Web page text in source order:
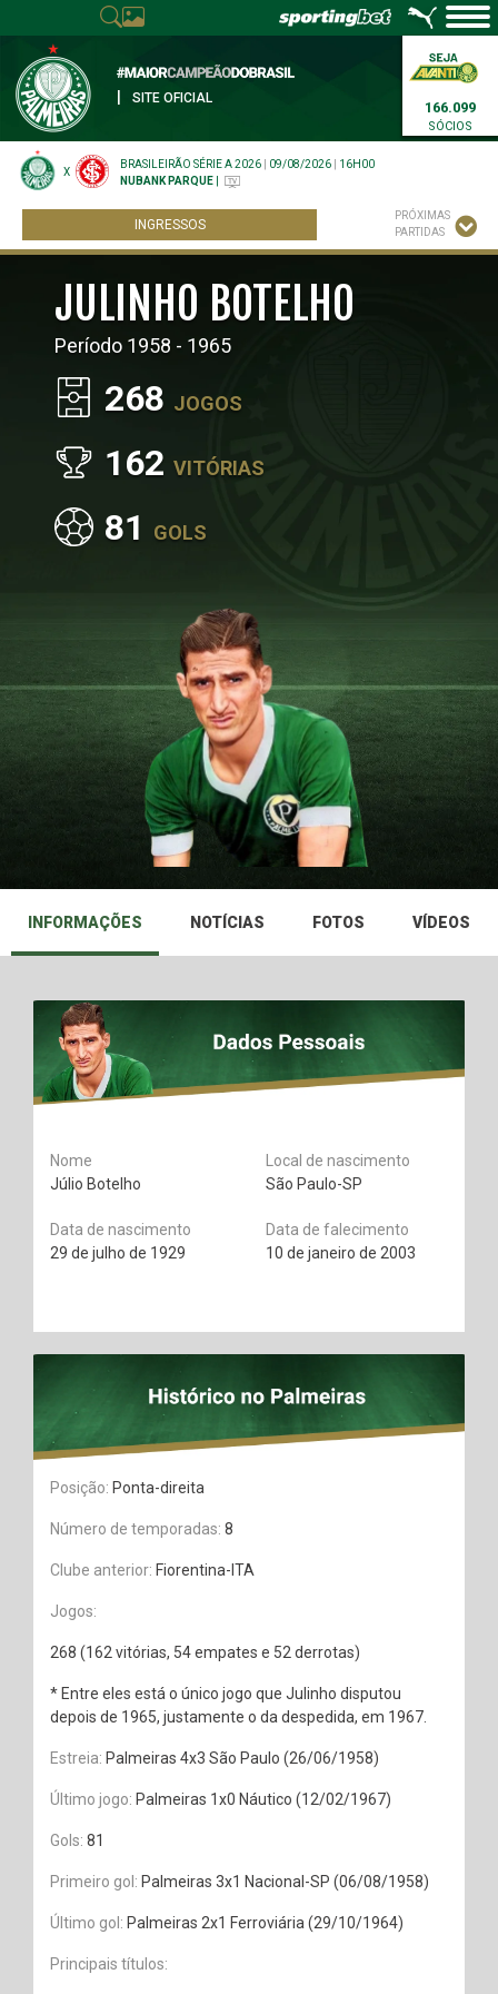
SITE OFICIAL
166.099
SÓCIOS
X
BRASILEIRÃO SÉRIE A 2026 09/08/2026
16H00
NUBANK PARQUE
INGRESSOS
PRÓXIMAS
PARTIDAS
JULINHO BOTELHO
Período 1958 - 1965
268 JOGOS
162VITÓRIAS
81 GOLS
INFORMAÇÕES NOTÍCIAS FOTOS VÍDEOS
Nome
Júlio Botelho
Data de nascimento
29 de julho de 1929
Local de nascimento
São Paulo-SP
Data de falecimento
10 de janeiro de 2003
Posição: Ponta-direita
Número de temporadas: 8
Clube anterior: Fiorentina-ITA
Jogos:
268 (162 vitórias, 54 empates e 52 derrotas)
* Entre eles está o único jogo que Julinho disputou
depois de 1965, justamente o da despedida, em 1967.
Estreia: Palmeiras 4x3 São Paulo (26/06/1958)
Último jogo: Palmeiras 1x0 Náutico (12/02/1967)
Gols: 81
Primeiro gol: Palmeiras 3x1 Nacional-SP (06/08/1958)
Último gol: Palmeiras 2x1 Ferroviária (29/10/1964)
Principais títulos: